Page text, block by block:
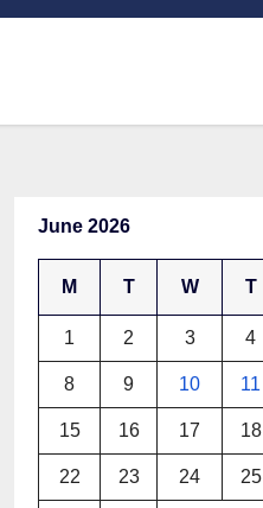
June 2026
M T W T
1 2 3 4
8 9 10 11
15 16 17 18
22 23 24 25